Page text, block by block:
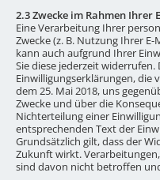
2.3 Zwecke im Rahmen Ihrer
Eine Verarbeitung Ihrer
Zwecke (z. B. Nutzung Ihrer
kann auch aufgrund Ihrer
Sie diese jederzeit
Einwilligungserklärungen, die
dem 25. Mai 2018, uns
Zwecke und über die
Nichterteilung einer
entsprechenden Text der
Grundsätzlich gilt, dass der
Zukunft wirkt.
sind davon nicht betroffen